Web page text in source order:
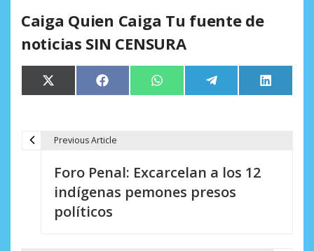
Caiga Quien Caiga Tu fuente de
noticias SIN CENSURA
Compartir
en
X
(Twitter)
Compartir
en
Facebook Compartir
en
WhatsApp Compartir
en
Telegram
en
LinkedIn
Previous Article
Foro Penal: Excarcelan a los 12
indígenas pemones presos
políticos